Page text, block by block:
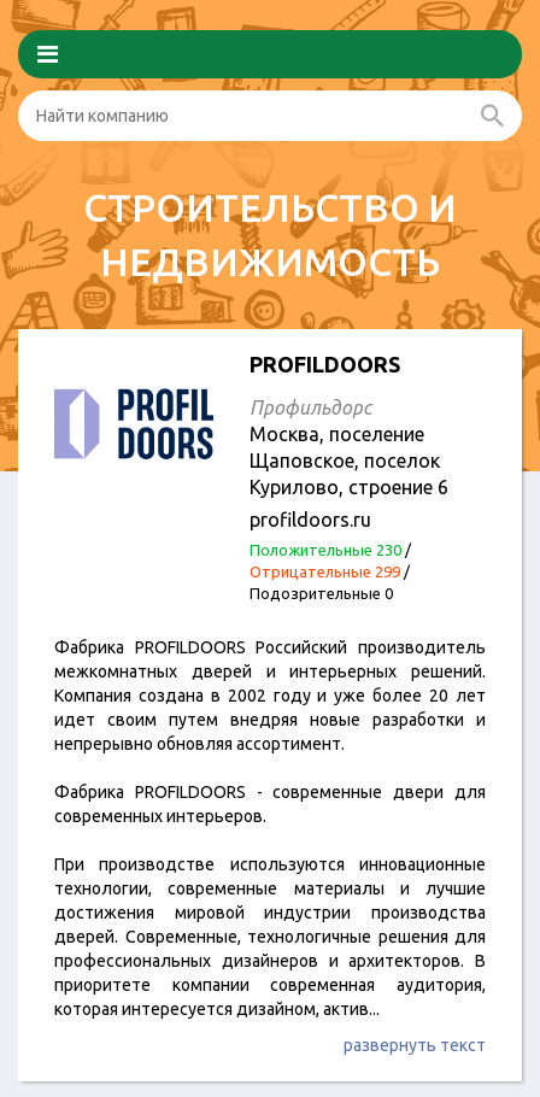
СТРОИТЕЛЬСТВО И
НЕДВИЖИМОСТЬ
PROFILDOORS
Профильдорс
Москва, поселение
Щаповское, поселок
Курилово, строение 6
profildoors.ru
Положительные 230/
Отрицательные 299/
Подозрительные 0
Фабрика PROFILDOORS Российский производитель
межкомнатных дверей и интерьерных решений.
Компания создана в 2002 году и уже более 20 лет
идет своим путем внедряя новые разработки и
непрерывно обновляя ассортимент.
Фабрика PROFILDOORS - современные двери для
современных интерьеров.
При производстве используются инновационные
технологии, современные материалы и лучшие
достижения мировой индустрии производства
дверей. Cовременные, технологичные решения для
профессиональных дизайнеров и архитекторов. В
приоритете компании современная аудитория,
которая интересуется дизайном, актив...
развернуть текст